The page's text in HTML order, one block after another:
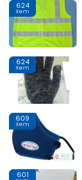
624
Xem
624
Xem
609
Xem
601